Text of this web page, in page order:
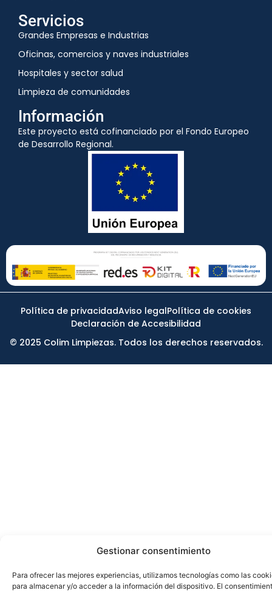
Gestionar consentimiento
Para ofrecer las mejores experiencias, utilizamos tecnologías como las
para almacenar y/o acceder a la información del dispositivo. El
Servicios
Grandes Empresas e Industrias
Oficinas, comercios y naves industriales
Hospitales y sector salud
Limpieza de comunidades
Información
Este proyecto está cofinanciado por el Fondo Europeo
de Desarrollo Regional.
Política de privacidadAviso legalPolítica de cookies
Declaración de Accesibilidad
© 2025 Colim Limpiezas. Todos los derechos reservados.